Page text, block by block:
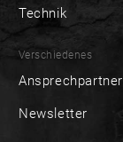
Technik
Verschiedenes
Ansprechpartner
Newsletter